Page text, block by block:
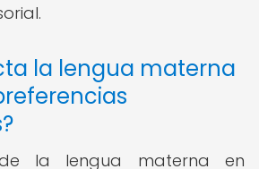
la lengua materna
la lengua materna en